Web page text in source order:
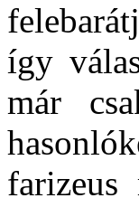
így
már